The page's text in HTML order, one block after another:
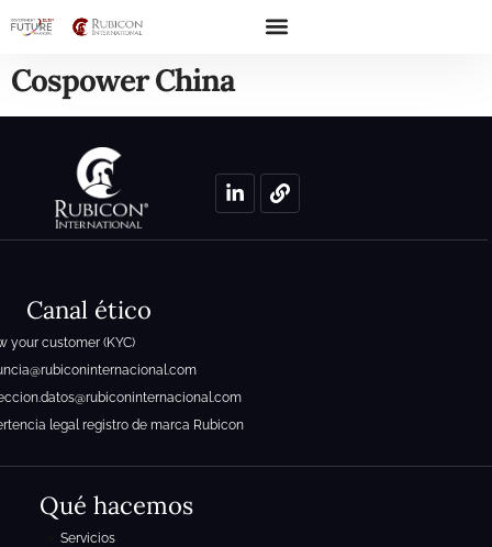
Cospower China
Canal ético
your customer (KYC)
legal registro de marca Rubicon
Qué hacemos
Servicios